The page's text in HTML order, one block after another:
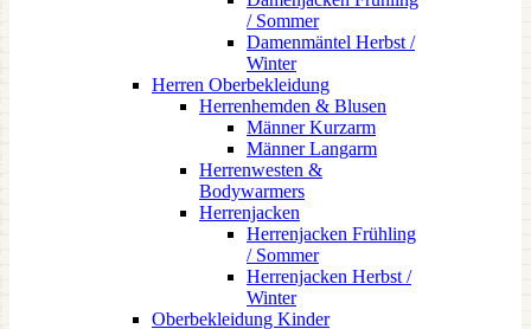
/ Sommer
Damenmäntel Herbst /
Winter
Herren Oberbekleidung
Herrenhemden & Blusen
Männer Kurzarm
Männer Langarm
Herrenwesten &
Bodywarmers
Herrenjacken
Herrenjacken Frühling
/ Sommer
Herrenjacken Herbst /
Winter
Oberbekleidung Kinder